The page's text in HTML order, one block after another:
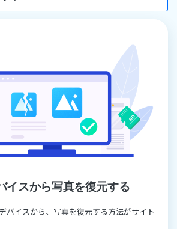
イスから写真を復元する
バイスから、写真を復元する方法がサイト